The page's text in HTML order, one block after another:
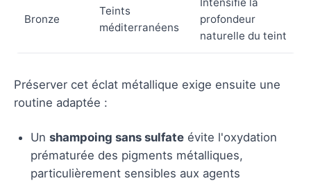
Bronze
Teints
méditerranéens
profondeur
naturelle du teint
Préserver cet éclat métallique exige ensuite une
routine adaptée :
Un shampoing sans sulfate évite l'oxydation
prématurée des pigments métalliques,
particulièrement sensibles aux agents